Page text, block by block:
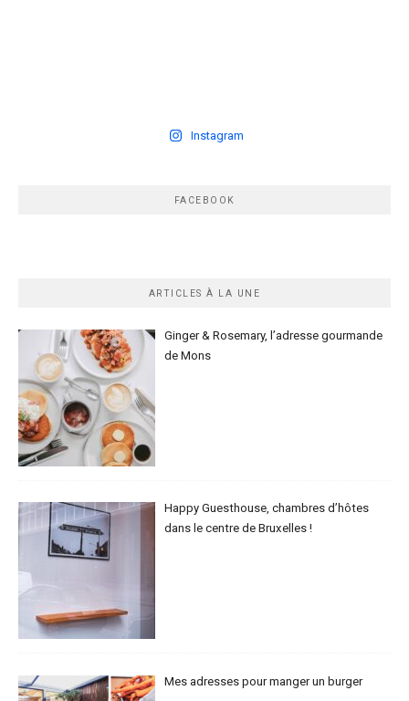
Instagram
FACEBOOK
ARTICLES À LA UNE
Ginger & Rosemary, l’adresse gourmande
de Mons
Happy Guesthouse, chambres d’hôtes
dans le centre de Bruxelles !
Mes adresses pour manger un burger